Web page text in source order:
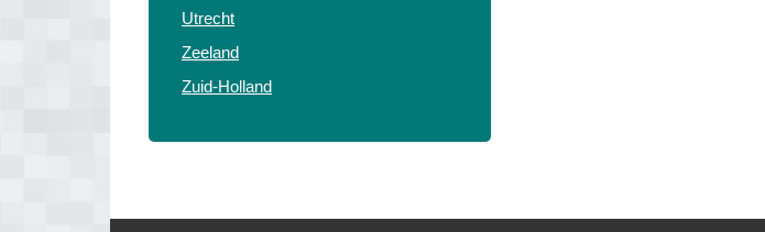
Utrecht
Zeeland
Zuid-Holland